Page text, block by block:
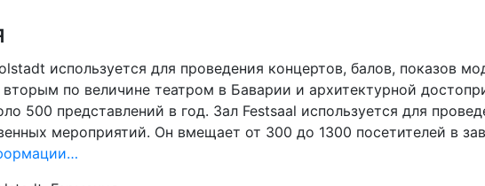
по величине театром в Баварии и архитектурной
500 представлений в год. Зал Festsaal используется для
мероприятий. Он вмещает от 300 до 1300 посетителей в